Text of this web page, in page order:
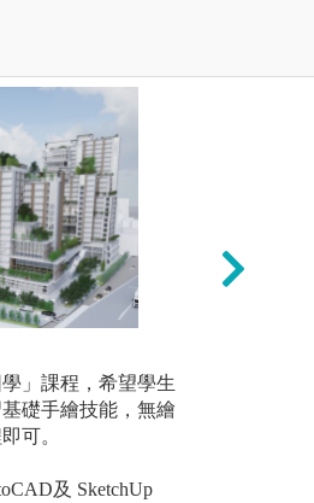
」課程，希望學生
礎手繪技能，無繪
可。
及 SketchUp